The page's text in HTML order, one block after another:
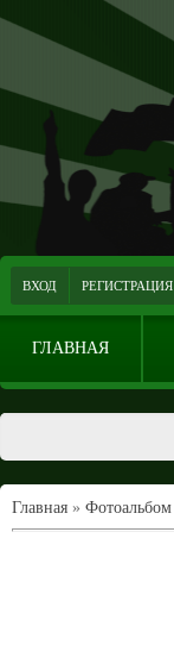
ВХОД РЕГИСТРАЦИЯ
ГЛАВНАЯ
Главная » Фотоальбом